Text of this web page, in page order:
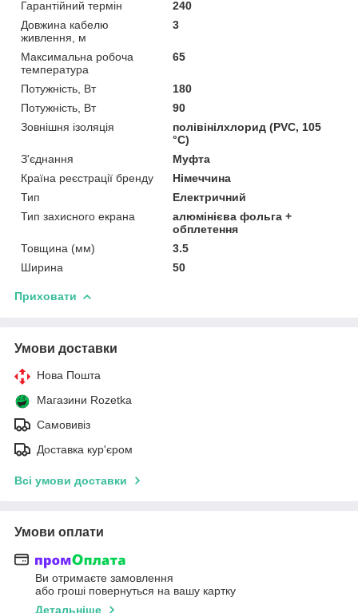
Гарантійний термін
240
Довжина кабелю
живлення, м
3
Максимальна робоча
температура
65
Потужність, Вт
180
Потужність, Вт
90
Зовнішня ізоляція
полівінілхлорид (PVC, 105
°C)
З'єднання
Муфта
Країна реєстрації бренду
Німеччина
Тип
Електричний
Тип захисного екрана
алюмінієва фольга +
обплетення
Товщина (мм)
3.5
Ширина
50
Приховати
Умови доставки
Нова Пошта
Магазини Rozetka
Самовивіз
Доставка кур'єром
Всі умови доставки
Умови оплати
Ви отримаєте замовлення
або гроші повернуться на вашу картку
Детальніше